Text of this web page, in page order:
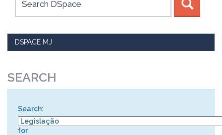
DSPACE MJ
SEARCH
Search:
for